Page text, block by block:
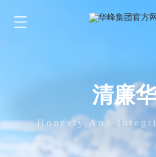
清廉
Honesty And